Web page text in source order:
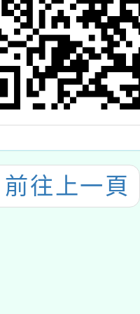
前往上一頁